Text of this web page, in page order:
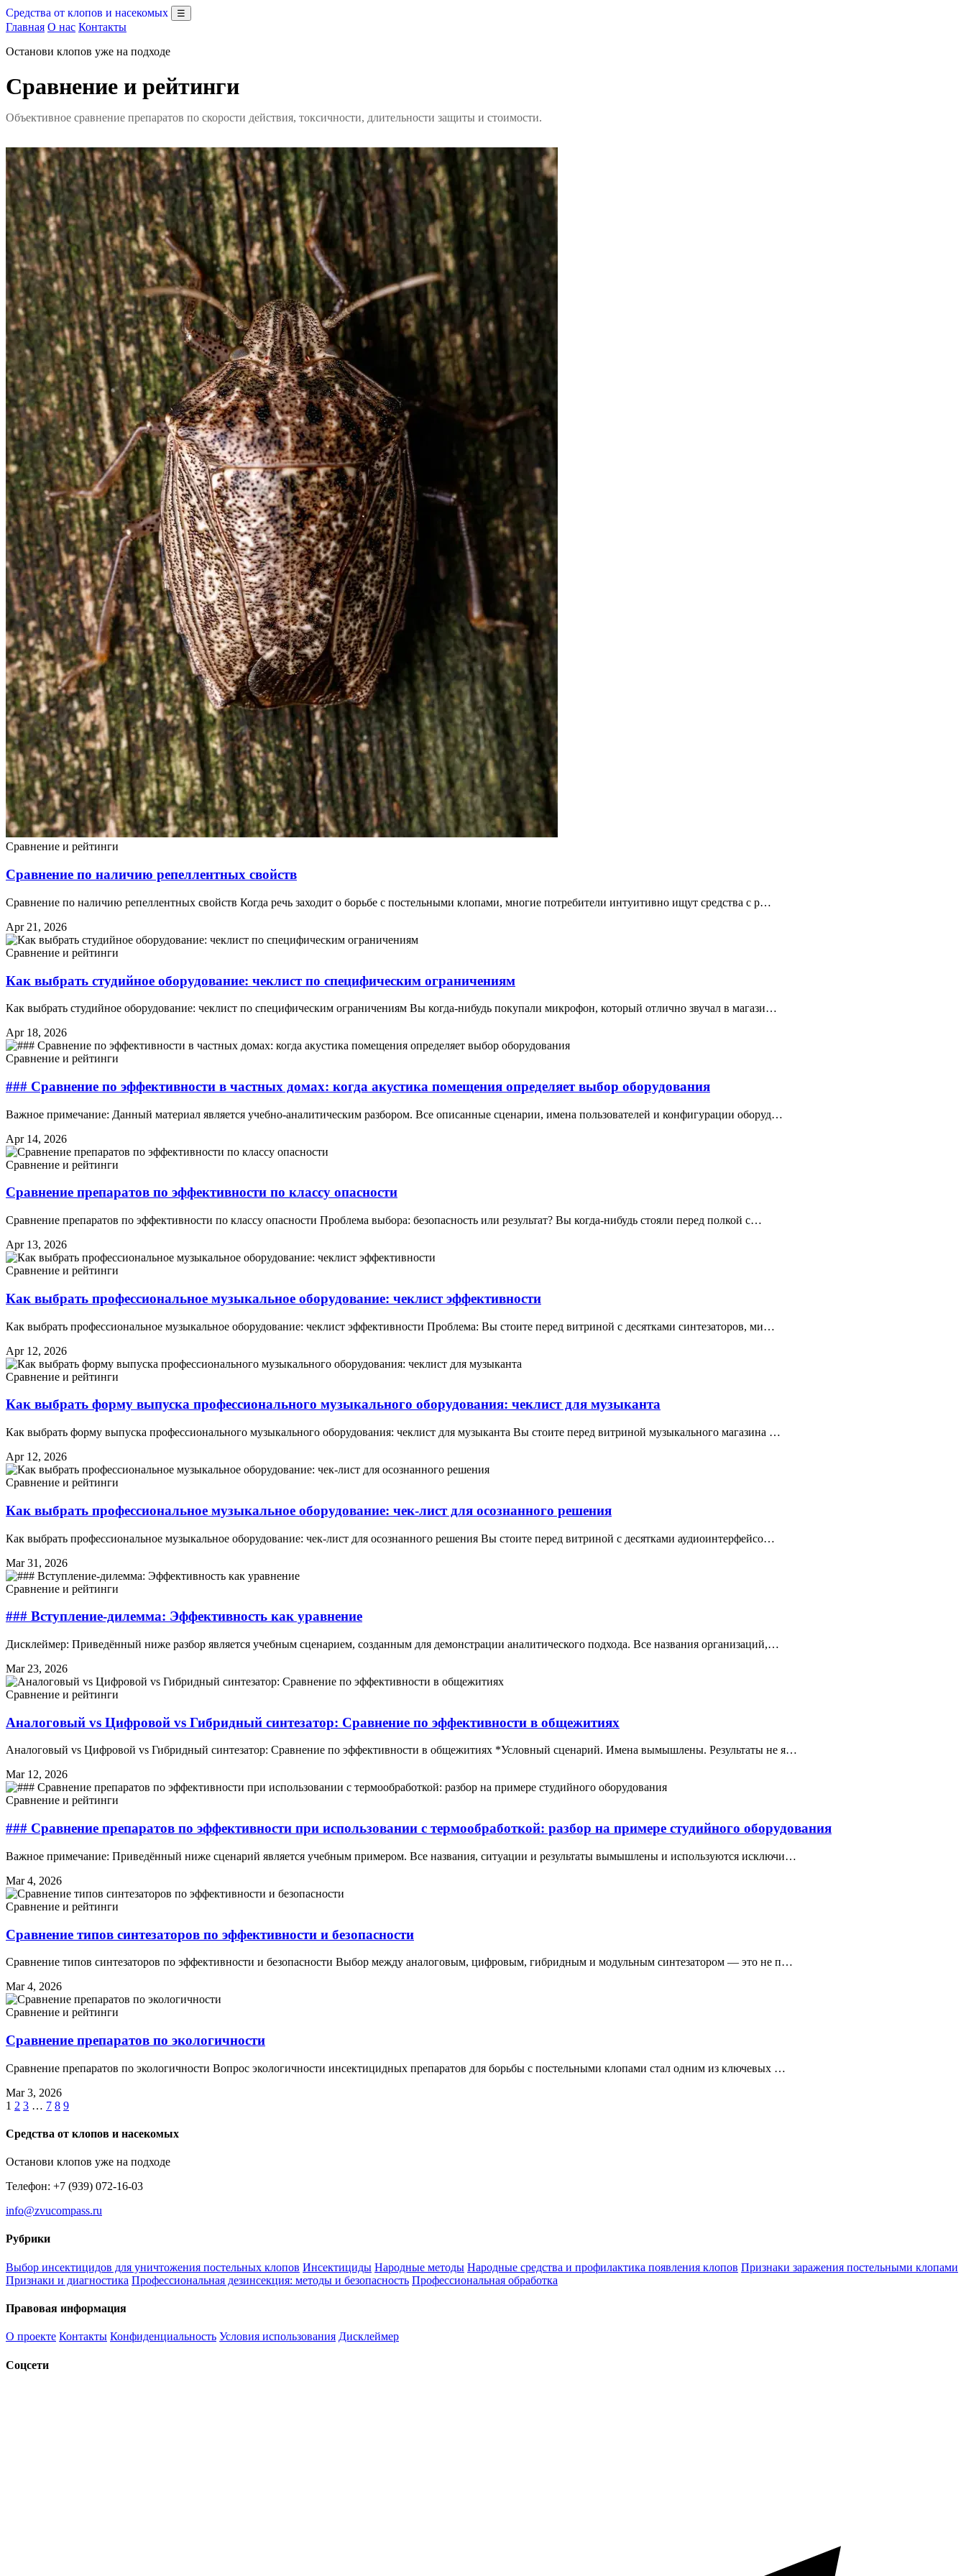
Средства от клопов и насекомых ☰
Главная О нас Контакты
Останови клопов уже на подходе
Сравнение и рейтинги
Объективное сравнение препаратов по скорости действия, токсичности, длительности защиты и стоимости.
Сравнение и рейтинги
Сравнение по наличию репеллентных свойств
Сравнение по наличию репеллентных свойств Когда речь заходит о борьбе с постельными клопами, многие потребители интуитивно ищут средства с р…
Apr 21, 2026
Сравнение и рейтинги
Как выбрать студийное оборудование: чеклист по специфическим ограничениям
Как выбрать студийное оборудование: чеклист по специфическим ограничениям Вы когда-нибудь покупали микрофон, который отлично звучал в магази…
Apr 18, 2026
Сравнение и рейтинги
### Сравнение по эффективности в частных домах: когда акустика помещения определяет выбор оборудования
Важное примечание: Данный материал является учебно-аналитическим разбором. Все описанные сценарии, имена пользователей и конфигурации оборуд…
Apr 14, 2026
Сравнение и рейтинги
Сравнение препаратов по эффективности по классу опасности
Сравнение препаратов по эффективности по классу опасности Проблема выбора: безопасность или результат? Вы когда-нибудь стояли перед полкой с…
Apr 13, 2026
Сравнение и рейтинги
Как выбрать профессиональное музыкальное оборудование: чеклист эффективности
Как выбрать профессиональное музыкальное оборудование: чеклист эффективности Проблема: Вы стоите перед витриной с десятками синтезаторов, ми…
Apr 12, 2026
Сравнение и рейтинги
Как выбрать форму выпуска профессионального музыкального оборудования: чеклист для музыканта
Как выбрать форму выпуска профессионального музыкального оборудования: чеклист для музыканта Вы стоите перед витриной музыкального магазина …
Apr 12, 2026
Сравнение и рейтинги
Как выбрать профессиональное музыкальное оборудование: чек-лист для осознанного решения
Как выбрать профессиональное музыкальное оборудование: чек-лист для осознанного решения Вы стоите перед витриной с десятками аудиоинтерфейсо…
Mar 31, 2026
Сравнение и рейтинги
### Вступление-дилемма: Эффективность как уравнение
Дисклеймер: Приведённый ниже разбор является учебным сценарием, созданным для демонстрации аналитического подхода. Все названия организаций,…
Mar 23, 2026
Сравнение и рейтинги
Аналоговый vs Цифровой vs Гибридный синтезатор: Сравнение по эффективности в общежитиях
Аналоговый vs Цифровой vs Гибридный синтезатор: Сравнение по эффективности в общежитиях *Условный сценарий. Имена вымышлены. Результаты не я…
Mar 12, 2026
Сравнение и рейтинги
### Сравнение препаратов по эффективности при использовании с термообработкой: разбор на примере студийного оборудования
Важное примечание: Приведённый ниже сценарий является учебным примером. Все названия, ситуации и результаты вымышлены и используются исключи…
Mar 4, 2026
Сравнение и рейтинги
Сравнение типов синтезаторов по эффективности и безопасности
Сравнение типов синтезаторов по эффективности и безопасности Выбор между аналоговым, цифровым, гибридным и модульным синтезатором — это не п…
Mar 4, 2026
Сравнение и рейтинги
Сравнение препаратов по экологичности
Сравнение препаратов по экологичности Вопрос экологичности инсектицидных препаратов для борьбы с постельными клопами стал одним из ключевых …
Mar 3, 2026
1 2 3 … 7 8 9
Средства от клопов и насекомых
Останови клопов уже на подходе
Телефон: +7 (939) 072-16-03
info@zvucompass.ru
Рубрики
Выбор инсектицидов для уничтожения постельных клопов Инсектициды Народные методы Народные средства и профилактика появления клопов Признаки заражения постельными клопами
Признаки и диагностика Профессиональная дезинсекция: методы и безопасность Профессиональная обработка
Правовая информация
О проекте Контакты Конфиденциальность Условия использования Дисклеймер
Соцсети